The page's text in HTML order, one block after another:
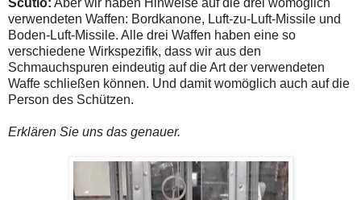
verwendeten Waffen: Bordkanone, Luft-zu-Luft-Missile und
Boden-Luft-Missile. Alle drei Waffen haben eine so
verschiedene Wirkspezifik, dass wir aus den
Schmauchspuren eindeutig auf die Art der verwendeten
Waffe schließen können. Und damit womöglich auch auf die
Person des Schützen.
Erklären Sie uns das genauer.